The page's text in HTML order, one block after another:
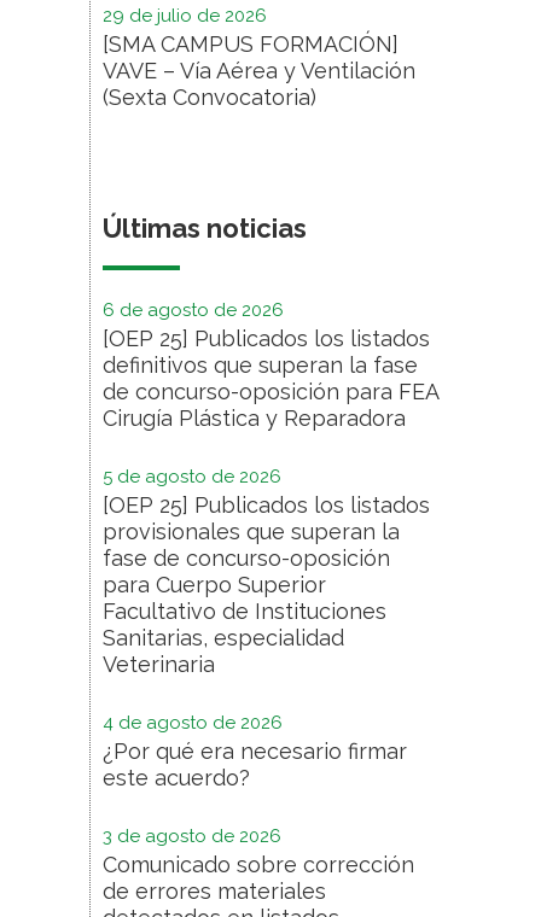
29 de julio de 2026
[SMA CAMPUS FORMACIÓN]
VAVE – Vía Aérea y Ventilación
(Sexta Convocatoria)
Últimas noticias
6 de agosto de 2026
[OEP 25] Publicados los listados
definitivos que superan la fase
de concurso-oposición para FEA
Cirugía Plástica y Reparadora
5 de agosto de 2026
[OEP 25] Publicados los listados
provisionales que superan la
fase de concurso-oposición
para Cuerpo Superior
Facultativo de Instituciones
Sanitarias, especialidad
Veterinaria
4 de agosto de 2026
¿Por qué era necesario firmar
este acuerdo?
3 de agosto de 2026
Comunicado sobre corrección
de errores materiales